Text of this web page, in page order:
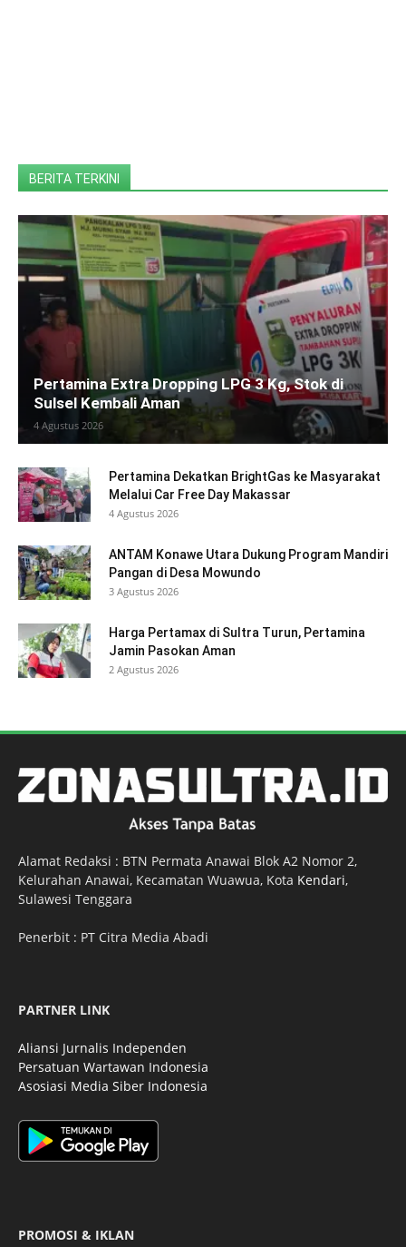
BERITA TERKINI
Pertamina Extra Dropping LPG 3 Kg, Stok di
Sulsel Kembali Aman
4 Agustus 2026
Pertamina Dekatkan BrightGas ke Masyarakat
Melalui Car Free Day Makassar
4 Agustus 2026
ANTAM Konawe Utara Dukung Program Mandiri
Pangan di Desa Mowundo
3 Agustus 2026
Harga Pertamax di Sultra Turun, Pertamina
Jamin Pasokan Aman
2 Agustus 2026
Alamat Redaksi : BTN Permata Anawai Blok A2 Nomor 2,
Kelurahan Anawai, Kecamatan Wuawua, Kota Kendari,
Sulawesi Tenggara
Penerbit : PT Citra Media Abadi
PARTNER LINK
Aliansi Jurnalis Independen
Persatuan Wartawan Indonesia
Asosiasi Media Siber Indonesia
PROMOSI & IKLAN